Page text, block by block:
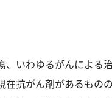
、いわゆるがんによる
抗がん剤があるもの